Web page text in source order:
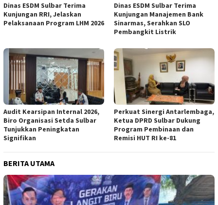
Dinas ESDM Sulbar Terima
Kunjungan RRI, Jelaskan
Pelaksanaan Program LHM 2026
Dinas ESDM Sulbar Terima
Kunjungan Manajemen Bank
Sinarmas, Serahkan SLO
Pembangkit Listrik
Audit Kearsipan Internal 2026,
Biro Organisasi Setda Sulbar
Tunjukkan Peningkatan
Signifikan
Perkuat Sinergi Antarlembaga,
Ketua DPRD Sulbar Dukung
Program Pembinaan dan
Remisi HUT RI ke-81
BERITA UTAMA